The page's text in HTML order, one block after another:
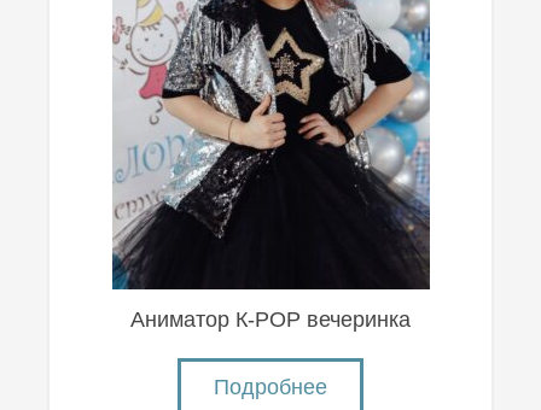
Аниматор К-POP вечеринка
Подробнее